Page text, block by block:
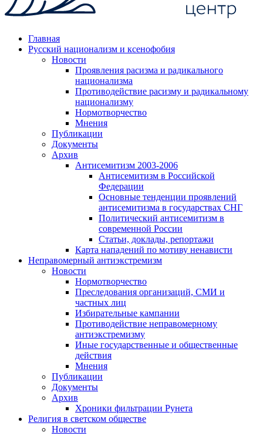
Главная
Русский национализм и ксенофобия
Новости
Проявления расизма и радикального
национализма
Противодействие расизму и радикальному
национализму
Нормотворчество
Мнения
Публикации
Документы
Архив
Антисемитизм 2003-2006
Антисемитизм в Российской
Федерации
Основные тенденции проявлений
антисемитизма в государствах СНГ
Политический антисемитизм в
современной России
Статьи, доклады, репортажи
Карта нападений по мотиву ненависти
Неправомерный антиэкстремизм
Новости
Нормотворчество
Преследования организаций, СМИ и
частных лиц
Избирательные кампании
Противодействие неправомерному
антиэкстремизму
Иные государственные и общественные
действия
Мнения
Публикации
Документы
Архив
Хроники фильтрации Рунета
Религия в светском обществе
Новости